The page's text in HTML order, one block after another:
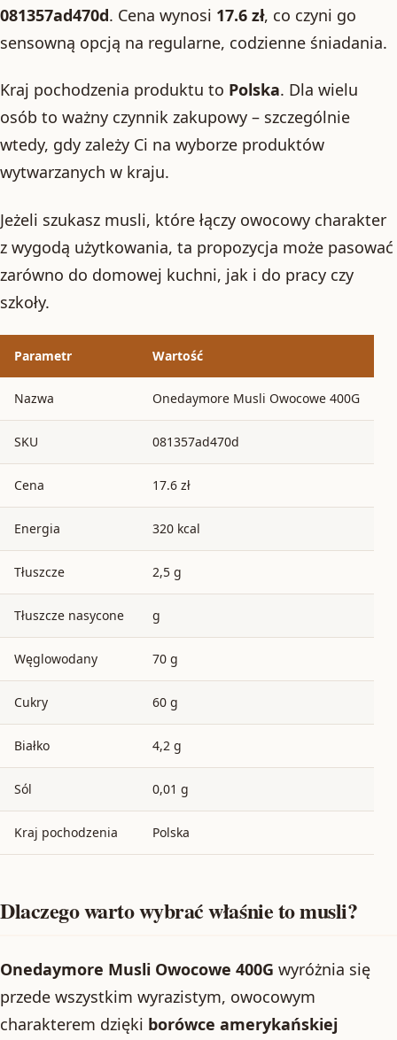
081357ad470d. Cena wynosi 17.6 zł, co czyni go
sensowną opcją na regularne, codzienne śniadania.
Kraj pochodzenia produktu to Polska. Dla wielu
osób to ważny czynnik zakupowy – szczególnie
wtedy, gdy zależy Ci na wyborze produktów
wytwarzanych w kraju.
Jeżeli szukasz musli, które łączy owocowy charakter
z wygodą użytkowania, ta propozycja może pasować
zarówno do domowej kuchni, jak i do pracy czy
szkoły.
Parametr Wartość
Nazwa Onedaymore Musli Owocowe 400G
SKU 081357ad470d
Cena 17.6 zł
Energia 320 kcal
Tłuszcze 2,5 g
Tłuszcze nasycone g
Węglowodany 70 g
Cukry 60 g
Białko 4,2 g
Sól 0,01 g
Kraj pochodzenia Polska
Dlaczego warto wybrać właśnie to musli?
Onedaymore Musli Owocowe 400G wyróżnia się
przede wszystkim wyrazistym, owocowym
charakterem dzięki borówce amerykańskiej